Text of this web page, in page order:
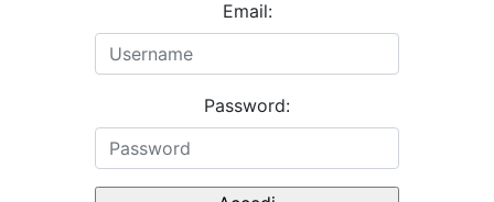
Email:
Password: